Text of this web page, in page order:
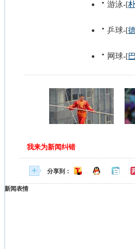
我来为新闻纠错
分享到：
新闻表情